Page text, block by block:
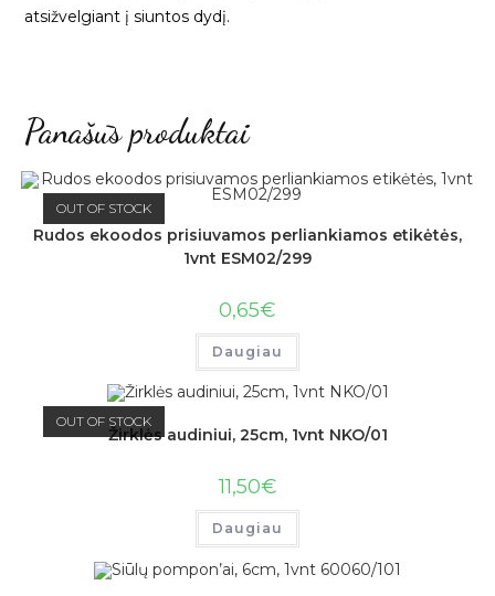
atsižvelgiant į siuntos dydį.
Panašūs produktai
OUT OF STOCK
Rudos ekoodos prisiuvamos perliankiamos etikėtės,
1vnt ESM02/299
0,65€
Daugiau
OUT OF STOCK
Žirklės audiniui, 25cm, 1vnt NKO/01
11,50€
Daugiau